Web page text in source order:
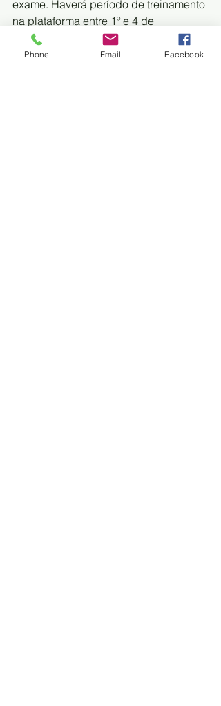
exame. Haverá período de treinamento
na plataforma entre 1º e 4 de
dezembro. Quem não tiver
equipamento poderá solicitar
Phone Email Facebook